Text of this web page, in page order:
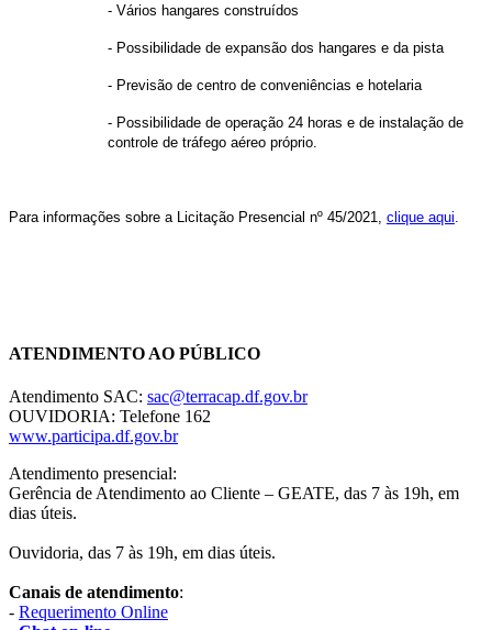
- Vários hangares construídos
- Possibilidade de expansão dos hangares e da pista
- Previsão de centro de conveniências e hotelaria
- Possibilidade de operação 24 horas e de instalação de
controle de tráfego aéreo próprio.
Para informações sobre a Licitação Presencial nº 45/2021, clique aqui
ATENDIMENTO AO PÚBLICO
Atendimento SAC: sac@terracap.df.gov.br
OUVIDORIA: Telefone 162
www.participa.df.gov.br
Atendimento presencial:
Gerência de Atendimento ao Cliente – GEATE, das 7 às 19h, em
dias úteis.
Ouvidoria, das 7 às 19h, em dias úteis.
Canais de atendimento:
- Requerimento Online